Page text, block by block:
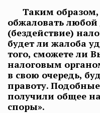
Таким образом,
обжаловать
(бездействие)
будет ли жалоба
того, сможете ли
налоговым
в свою очередь,
правоту.
получили общее
споры».